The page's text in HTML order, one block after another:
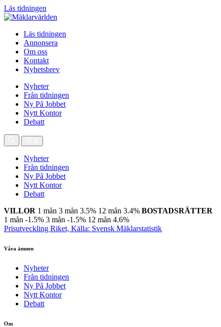
Läs tidningen
Läs tidningen
Annonsera
Om oss
Kontakt
Nyhetsbrev
Nyheter
Från tidningen
Ny På Jobbet
Nytt Kontor
Debatt
Nyheter
Från tidningen
Ny På Jobbet
Nytt Kontor
Debatt
VILLOR 1 mån 3 mån 3.5% 12 mån 3.4% BOSTADSRÄTTER
1 mån -1.5% 3 mån -1.5% 12 mån 4.6%
Prisutveckling Riket, Källa: Svensk Mäklarstatistik
Våra ämnen
Nyheter
Från tidningen
Ny På Jobbet
Nytt Kontor
Debatt
Om